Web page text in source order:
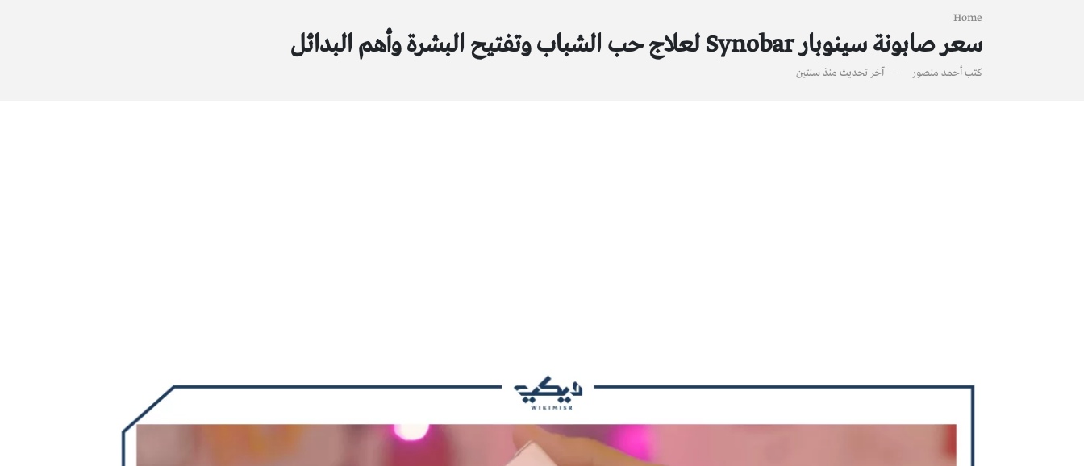
Home
سعر صابونة سينوبار Synobar لعلاج حب الشباب وتفتيح البشرة وأهم البدائل
كتبأحمد منصور آخر تحديث منذ سنتين